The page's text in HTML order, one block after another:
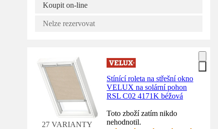
Koupit on-line
Nelze rezervovat
27 VARIANTY
Stínící roleta na střešní okno
VELUX na solární pohon
RSL C02 4171K béžová
Toto zboží zatím nikdo
nehodnotil.